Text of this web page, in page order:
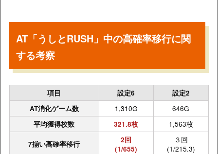
AT「うしとRUSH」中の高確率移行に関
する考察
項目 設定6
設定2
AT消化ゲーム数
1,310G 646G
平均獲得枚数 321.8枚 1,563枚
7揃い高確率移行
2回
(1/655)
３回
(1/215.3)